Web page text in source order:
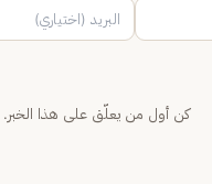
كن أول من يعلّق على هذا الخبر.